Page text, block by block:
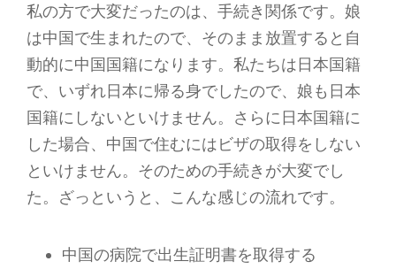
私の方で大変だったのは、手続き関係です。娘
は中国で生まれたので、そのまま放置すると自
動的に中国国籍になります。私たちは日本国籍
で、いずれ日本に帰る身でしたので、娘も日本
国籍にしないといけません。さらに日本国籍に
した場合、中国で住むにはビザの取得をしない
といけません。そのための手続きが大変でし
た。ざっというと、こんな感じの流れです。
中国の病院で出生証明書を取得する